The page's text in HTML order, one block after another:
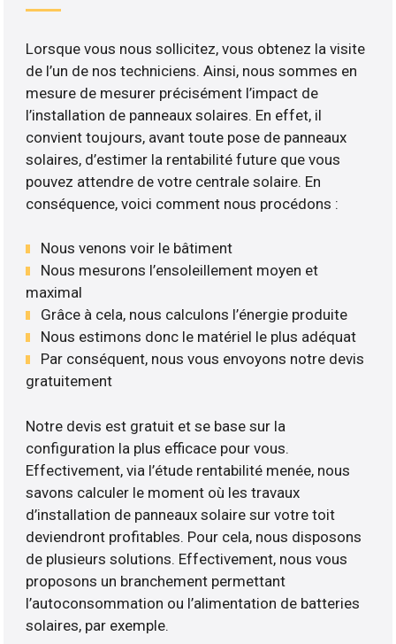
Lorsque vous nous sollicitez, vous obtenez la visite
de l’un de nos techniciens. Ainsi, nous sommes en
mesure de mesurer précisément l’impact de
l’installation de panneaux solaires. En effet, il
convient toujours, avant toute pose de panneaux
solaires, d’estimer la rentabilité future que vous
pouvez attendre de votre centrale solaire. En
conséquence, voici comment nous procédons :
Nous venons voir le bâtiment
Nous mesurons l’ensoleillement moyen et
maximal
Grâce à cela, nous calculons l’énergie produite
Nous estimons donc le matériel le plus adéquat
Par conséquent, nous vous envoyons notre devis
gratuitement
Notre devis est gratuit et se base sur la
configuration la plus efficace pour vous.
Effectivement, via l’étude rentabilité menée, nous
savons calculer le moment où les travaux
d’installation de panneaux solaire sur votre toit
deviendront profitables. Pour cela, nous disposons
de plusieurs solutions. Effectivement, nous vous
proposons un branchement permettant
l’autoconsommation ou l’alimentation de batteries
solaires, par exemple.